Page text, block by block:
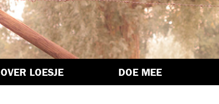
OVER LOESJE DOE MEE